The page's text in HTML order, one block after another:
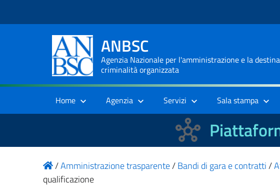
ANBSC
Agenzia Nazionale per l'amministrazione e la
criminalità organizzata
Home Agenzia Servizi Sala stampa
/Amministrazione trasparente/Bandi di gara e contratti/
qualificazione